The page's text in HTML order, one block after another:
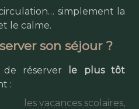
simplement la
le calme.
son séjour ?
de réserver
le plus tôt
:
les vacances scolaires,